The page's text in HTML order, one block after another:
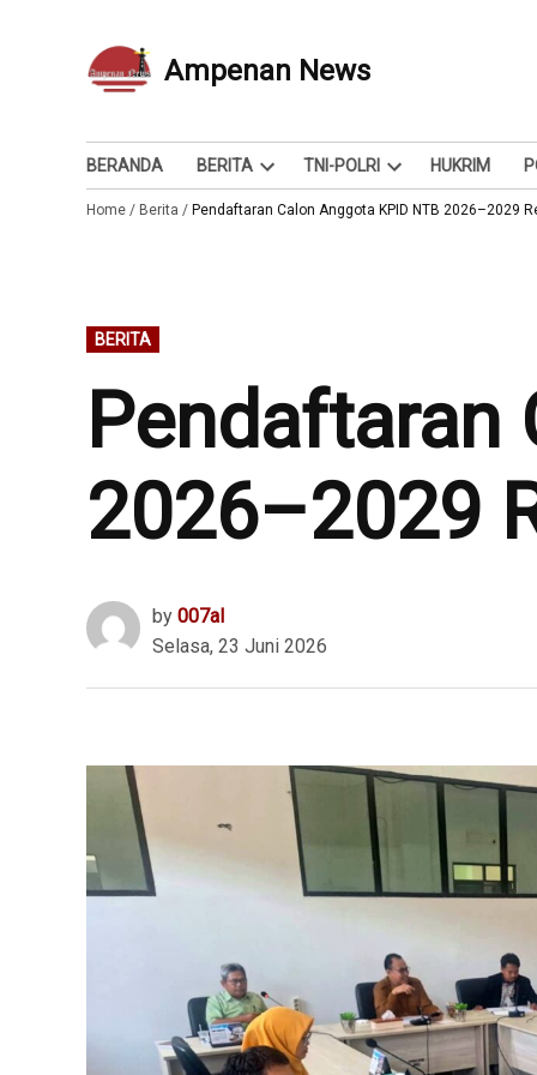
Ampenan News
Berita dan Info
BERANDA BERITA
Open
dropdown
TNI-POLRI
Open
dropdown
HUKRIM
Home / Berita / Pendaftaran Calon Anggota KPID NTB 2026–2029
POSTED
IN
BERITA
Pendaftaran
2026–2029
by 007al
Selasa, 23 Juni 2026